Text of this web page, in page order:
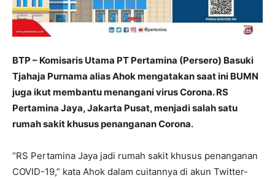
BTP – Komisaris Utama PT Pertamina (Persero) Basuki
Tjahaja Purnama alias Ahok mengatakan saat ini BUMN
juga ikut membantu menangani virus Corona. RS
Pertamina Jaya, Jakarta Pusat, menjadi salah satu
rumah sakit khusus penanganan Corona.
“RS Pertamina Jaya jadi rumah sakit khusus penanganan
COVID-19,” kata Ahok dalam cuitannya di akun Twitter-